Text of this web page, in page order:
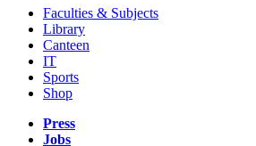
Faculties & Subjects
Library
Canteen
IT
Sports
Shop
Press
Jobs